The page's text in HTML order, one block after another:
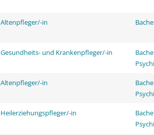
Altenpfleger/-in
Gesundheits- und Krankenpfleger/-in
Altenpfleger/-in
Heilerziehungspfleger/-in